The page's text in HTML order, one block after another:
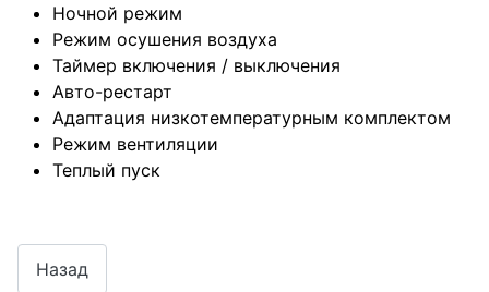
Ночной режим
Режим осушения воздуха
Таймер включения / выключения
Авто-рестарт
Адаптация низкотемпературным комплектом
Режим вентиляции
Теплый пуск